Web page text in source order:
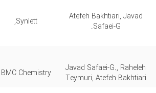
Atefeh Bakhtiari, Javad
Safaei-G.
Synlett,
Javad Safaei-G., Raheleh
Teymuri, Atefeh Bakhtiari
BMC Chemistry